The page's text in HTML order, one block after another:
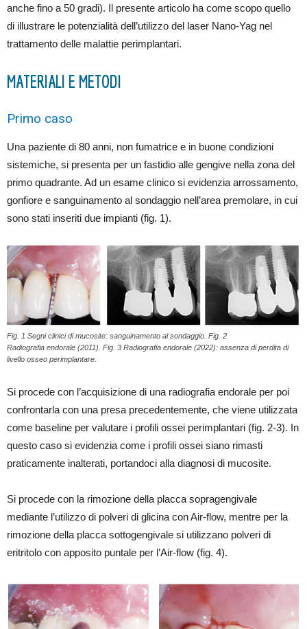
anche fino a 50 gradi). Il presente articolo ha come scopo quello
di illustrare le potenzialità dell’utilizzo del laser Nano-Yag nel
trattamento delle malattie perimplantari.
MATERIALI E METODI
Primo caso
Una paziente di 80 anni, non fumatrice e in buone condizioni
sistemiche, si presenta per un fastidio alle gengive nella zona del
primo quadrante. Ad un esame clinico si evidenzia arrossamento,
gonfiore e sanguinamento al sondaggio nell’area premolare, in cui
sono stati inseriti due impianti (fig. 1).
Fig. 1 Segni clinici di mucosite: sanguinamento al sondaggio. Fig. 2
Radiografia endorale (2011). Fig. 3 Radiografia endorale (2022): assenza di perdita di
livello osseo perimplantare.
Si procede con l’acquisizione di una radiografia endorale per poi
confrontarla con una presa precedentemente, che viene utilizzata
come baseline per valutare i profili ossei perimplantari (fig. 2-3). In
questo caso si evidenzia come i profili ossei siano rimasti
praticamente inalterati, portandoci alla diagnosi di mucosite.
Si procede con la rimozione della placca sopragengivale
mediante l’utilizzo di polveri di glicina con Air-flow, mentre per la
rimozione della placca sottogengivale si utilizzano polveri di
eritritolo con apposito puntale per l’Air-flow (fig. 4).